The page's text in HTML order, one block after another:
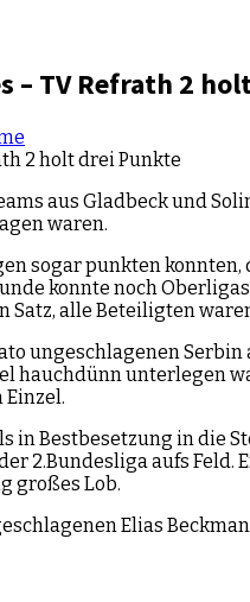
– TV Refrath 2
aus Gladbeck und
waren.
sogar punkten
konnte noch
Satz, alle Beteiligten
ungeschlagenen
hauchdünn unterlegen
in Bestbesetzung in
2.Bundesliga aufs
großes Lob.
Elias